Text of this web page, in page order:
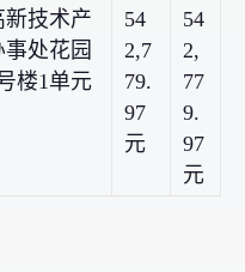
新技术产
处花园
楼1单元
54
2,7
79.
97
元
54
2,
77
9.
97
元